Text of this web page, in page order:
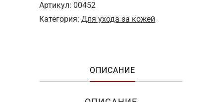
Артикул: 00452
Категория: Для ухода за кожей
ОПИСАНИЕ